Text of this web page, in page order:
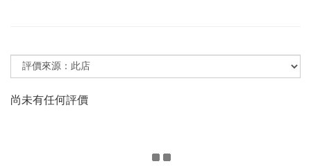
尚未有任何評價